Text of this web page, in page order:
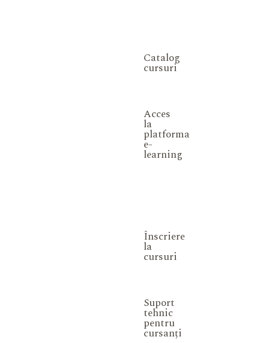
Catalog
cursuri
Acces
la
platforma
e-
learning
Înscriere
la
cursuri
Suport
tehnic
pentru
cursanți